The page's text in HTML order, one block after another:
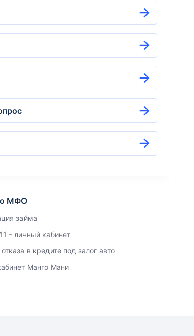
о МФО
займа
– личный кабинет
в кредите под залог авто
Манго Мани